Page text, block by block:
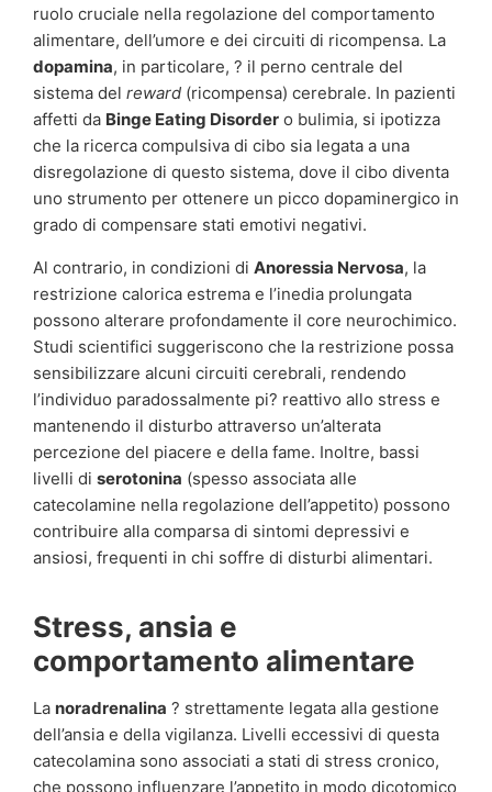
ruolo cruciale nella regolazione del comportamento
alimentare, dell’umore e dei circuiti di ricompensa. La
dopamina, in particolare, ? il perno centrale del
sistema del reward (ricompensa) cerebrale. In pazienti
affetti da Binge Eating Disorder o bulimia, si ipotizza
che la ricerca compulsiva di cibo sia legata a una
disregolazione di questo sistema, dove il cibo diventa
uno strumento per ottenere un picco dopaminergico in
grado di compensare stati emotivi negativi.
Al contrario, in condizioni di Anoressia Nervosa, la
restrizione calorica estrema e l’inedia prolungata
possono alterare profondamente il core neurochimico.
Studi scientifici suggeriscono che la restrizione possa
sensibilizzare alcuni circuiti cerebrali, rendendo
l’individuo paradossalmente pi? reattivo allo stress e
mantenendo il disturbo attraverso un’alterata
percezione del piacere e della fame. Inoltre, bassi
livelli di serotonina (spesso associata alle
catecolamine nella regolazione dell’appetito) possono
contribuire alla comparsa di sintomi depressivi e
ansiosi, frequenti in chi soffre di disturbi alimentari.
Stress, ansia e
comportamento alimentare
La noradrenalina ? strettamente legata alla gestione
dell’ansia e della vigilanza. Livelli eccessivi di questa
catecolamina sono associati a stati di stress cronico,
che possono influenzare l’appetito in modo dicotomico